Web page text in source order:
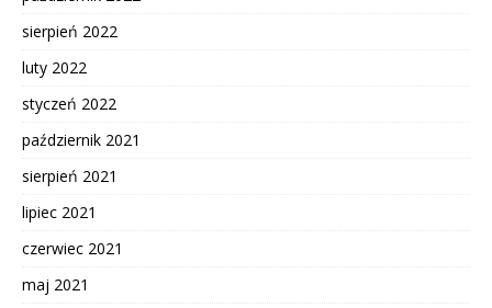
sierpień 2022
luty 2022
styczeń 2022
październik 2021
sierpień 2021
lipiec 2021
czerwiec 2021
maj 2021